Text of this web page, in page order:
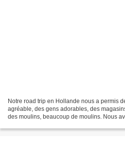
Notre road trip en Hollande nous a permis
agréable, des gens adorables, des
des moulins, beaucoup de moulins. Nous